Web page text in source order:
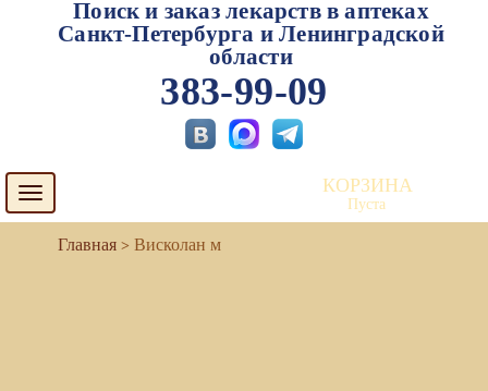
Поиск и заказ лекарств в аптеках
Санкт-Петербурга и Ленинградской
области
383-99-09
Toggle
navigation
КОРЗИНА
Пуста
Висколан м